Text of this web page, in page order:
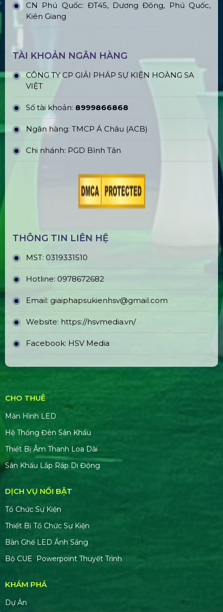
CN Phú Quốc: ĐT45, Dương Đông, Phú Quốc,
Kiên Giang
TÀI KHOẢN NGÂN HÀNG
CÔNG TY CP GIẢI PHÁP SỰ KIỆN HOÀNG SA
VIỆT
Số tài khoản: 8999866868
Ngân hàng: TMCP Á Châu (ACB)
Chi nhánh: PGD Bình Tân
THÔNG TIN LIÊN HỆ
MST: 0319331510
Hotline: 0978672682
Email: giaiphapsukienhsv@gmail.com
Website: https://hsvmedia.vn/
Facebook: HSV Media
CHO THUÊ
Màn Hình LED
Hệ Thống Đèn Sân Khấu
Thiết Bị Âm Thanh Loa Dài
Sân Khấu Lắp Ráp Di Động
DỊCH VỤ NỔI BẬT
Tổ Chức Sự Kiện
Thiết Bị Tổ Chức Sự Kiện
Bàn Ghế LED Ánh Sáng
Bộ CUE Powerpoint Thuyết Trình
KHÁM PHÁ
Dự Án